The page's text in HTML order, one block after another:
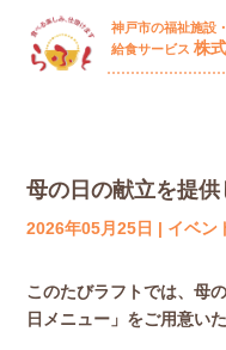
神戸市の福祉施設
給食サービス 株
母の日の献立を提供
2026年05月25日 | イベン
このたびラフトでは、母
日メニュー」をご用意い